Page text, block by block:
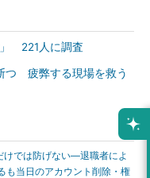
221人に調査
つ 疲弊する現場を救う
けでは防げない―退職者によ
も当日のアカウント削除・権